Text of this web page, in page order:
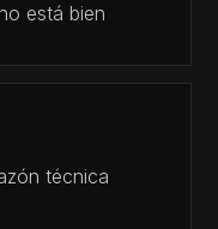
está bien
técnica